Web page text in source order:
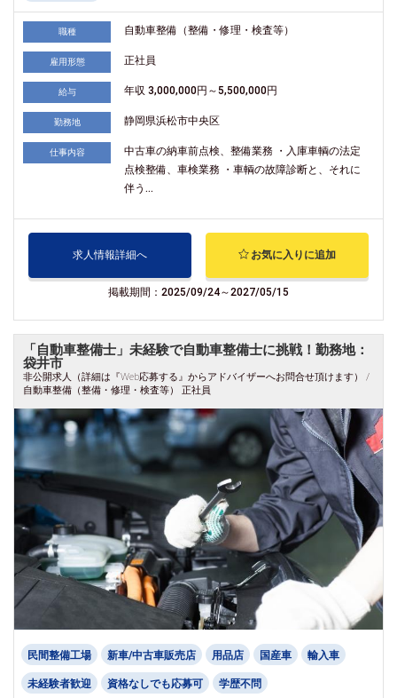
職種 自動車整備（整備・修理・検査等）
雇用形態 正社員
給与 年収 3,000,000円～5,500,000円
勤務地 静岡県浜松市中央区
仕事内容
中古車の納車前点検、整備業務 ・入庫車輌の法定
点検整備、車検業務 ・車輌の故障診断と、それに
伴う...
求人情報詳細へ お気に入りに追加
掲載期間：2025/09/24～2027/05/15
「自動車整備士」未経験で自動車整備士に挑戦！勤務地：
袋井市
非公開求人（詳細は『Web応募する』からアドバイザーへお問合せ頂けます） /
自動車整備（整備・修理・検査等） 正社員
民間整備工場 新車/中古車販売店 用品店 国産車 輸入車
未経験者歓迎 資格なしでも応募可 学歴不問